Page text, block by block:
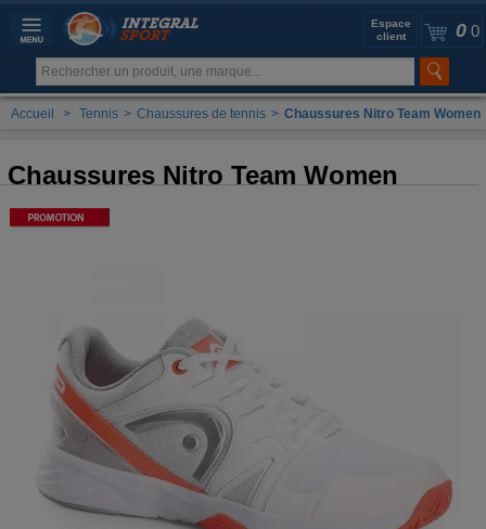
0 0
Espace
client
Accueil > Tennis > Chaussures de tennis > Chaussures Nitro Team Women
Chaussures Nitro Team Women